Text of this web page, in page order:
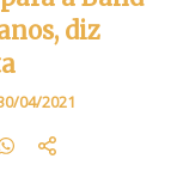
diz
04/2021